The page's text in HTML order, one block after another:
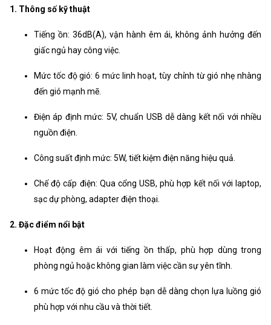
1. Thông số kỹ thuật
Tiếng ồn: 36dB(A), vận hành êm ái, không ảnh hưởng đến
giấc ngủ hay công việc.
Mức tốc độ gió: 6 mức linh hoạt, tùy chỉnh từ gió nhẹ nhàng
đến gió mạnh mẽ.
Điện áp định mức: 5V, chuẩn USB dễ dàng kết nối với nhiều
nguồn điện.
Công suất định mức: 5W, tiết kiệm điện năng hiệu quả.
Chế độ cấp điện: Qua cổng USB, phù hợp kết nối với laptop,
sạc dự phòng, adapter điện thoại.
2. Đặc điểm nổi bật
Hoạt động êm ái với tiếng ồn thấp, phù hợp dùng trong
phòng ngủ hoặc không gian làm việc cần sự yên tĩnh.
6 mức tốc độ gió cho phép bạn dễ dàng chọn lựa luồng gió
phù hợp với nhu cầu và thời tiết.